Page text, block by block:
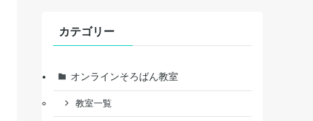
カテゴリー
オンラインそろばん教室
教室一覧